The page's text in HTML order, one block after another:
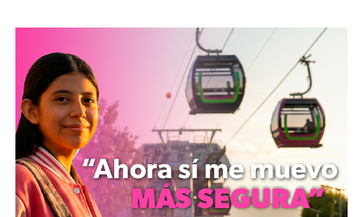
la comparecencia jurídica ante la Fiscalía Regional de
Zitácuaro, el agente del Ministerio Público coordinó los
dictámenes periciales y psicológicos correspondientes
para sustentar la acusación. Los elementos probatorios
recopilados permitieron solicitar el mandato de captura
ante un Juez de Control, el cual fue obsequiado y
posteriormente ejecutado por elementos de la Policía
de Investigación adscritos a esta región oriente del
estado.